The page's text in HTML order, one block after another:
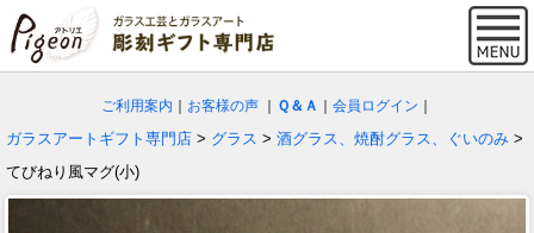
ご利用案内 お客様の声 Ｑ＆Ａ 会員ログイン
ガラスアートギフト専門店 > グラス > 酒グラス、焼酎グラス、ぐいのみ >
てびねり風マグ(小)